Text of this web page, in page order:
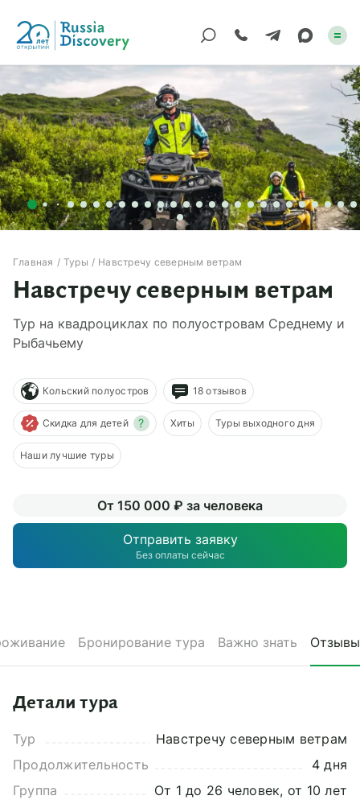
Каталог туров
По России
Регионы
По миру
Круизы
Индивидуальные
Корпоративные
Журнал
Сертификаты
Пн-Пт:10:00–20:00
Главная Туры Навстречу северным ветрам
Навстречу северным ветрам
От 150 000 ₽ за человека
Тур на квадроциклах по полуостровам Среднему и
Рыбачьему
Кольский полуостров 18 отзывов
Скидка для детей ? Хиты Туры выходного дня
Наши лучшие туры
Отправить заявку
Без оплаты сейчас
Бронирование тура Важно знать Отзывы
Детали тура
Тур
Навстречу северным ветрам
Продолжительность
4 дня
Группа
От 1 до 26 человек, от 10 лет